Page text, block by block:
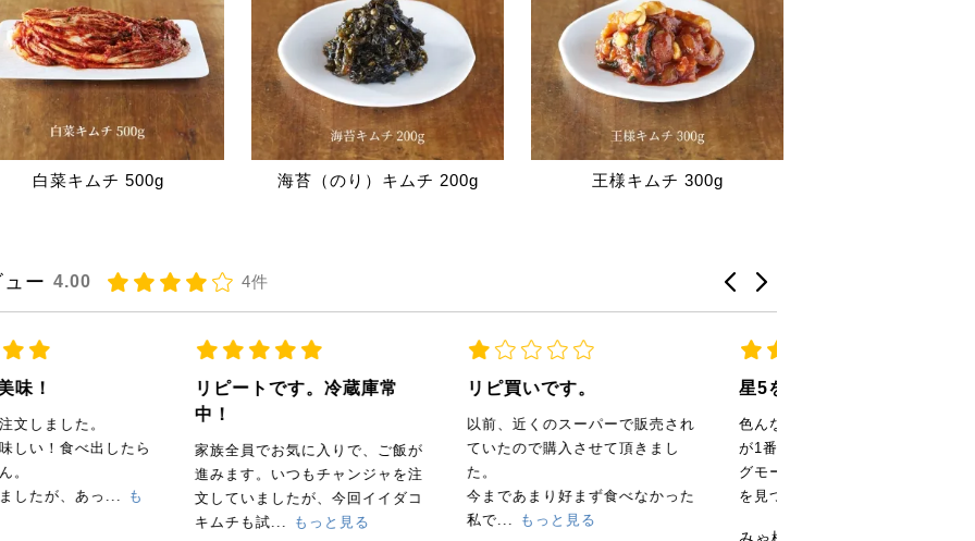
白菜キムチ 500g 海苔（のり）キムチ 200g 王様キムチ 300g
ー 4.00 4件
ートです。冷蔵庫常
全員でお気に入りで、ご飯が
ます。いつもチャンジャを注
ていましたが、今回イイダコ
リピ買いです。
以前、近くのスーパーで販売され
ていたので購入させて頂きまし
た。
今まであまり好まず食べなかった
私で... もっと見る
星5を超えて星100です
色んなキムチを食べましたがここ
が1番美味しいです。ショッピン
グモールとかで販売されているの
を見つける...もっと見る